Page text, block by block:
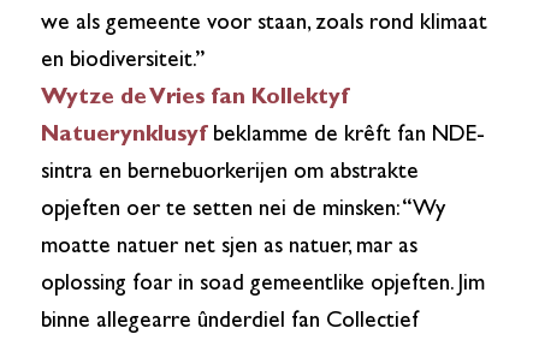
we als gemeente voor staan, zoals rond klimaat
en biodiversiteit.”
Wytze de Vries fan Kollektyf
Natuerynklusyfbeklamme de krêft fan NDE-
sintra en bernebuorkerijen om abstrakte
opjeften oer te setten nei de minsken: “Wy
moatte natuer net sjen as natuer, mar as
oplossing foar in soad gemeentlike opjeften. Jim
binne allegearre ûnderdiel fan Collectief